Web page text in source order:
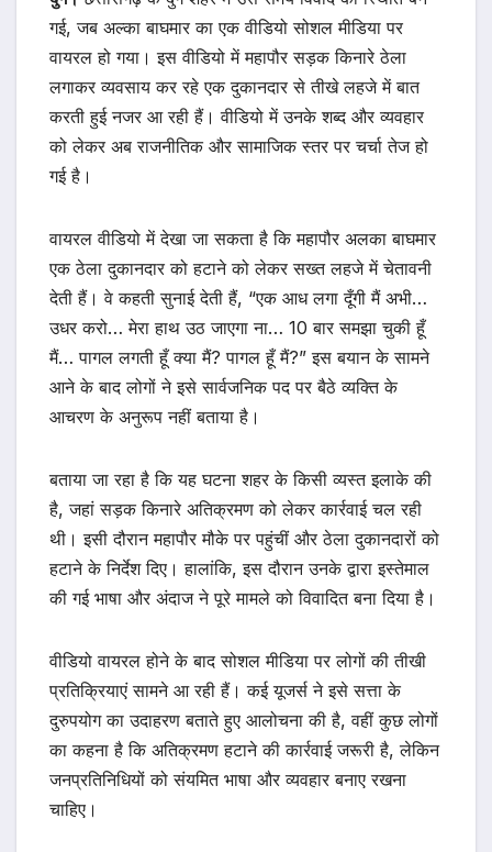
गई, जब अल्का बाघमार का एक वीडियो सोशल मीडिया पर
वायरल हो गया। इस वीडियो में महापौर सड़क किनारे ठेला
लगाकर व्यवसाय कर रहे एक दुकानदार से तीखे लहजे में बात
करती हुई नजर आ रही हैं। वीडियो में उनके शब्द और व्यवहार
को लेकर अब राजनीतिक और सामाजिक स्तर पर चर्चा तेज हो
गई है।
वायरल वीडियो में देखा जा सकता है कि महापौर अलका बाघमार
एक ठेला दुकानदार को हटाने को लेकर सख्त लहजे में चेतावनी
देती हैं। वे कहती सुनाई देती हैं, “एक आध लगा दूँगी मैं अभी…
उधर करो… मेरा हाथ उठ जाएगा ना… 10 बार समझा चुकी हूँ
मैं… पागल लगती हूँ क्या मैं? पागल हूँ मैं?” इस बयान के सामने
आने के बाद लोगों ने इसे सार्वजनिक पद पर बैठे व्यक्ति के
आचरण के अनुरूप नहीं बताया है।
बताया जा रहा है कि यह घटना शहर के किसी व्यस्त इलाके की
है, जहां सड़क किनारे अतिक्रमण को लेकर कार्रवाई चल रही
थी। इसी दौरान महापौर मौके पर पहुंचीं और ठेला दुकानदारों को
हटाने के निर्देश दिए। हालांकि, इस दौरान उनके द्वारा इस्तेमाल
की गई भाषा और अंदाज ने पूरे मामले को विवादित बना दिया है।
वीडियो वायरल होने के बाद सोशल मीडिया पर लोगों की तीखी
प्रतिक्रियाएं सामने आ रही हैं। कई यूजर्स ने इसे सत्ता के
दुरुपयोग का उदाहरण बताते हुए आलोचना की है, वहीं कुछ लोगों
का कहना है कि अतिक्रमण हटाने की कार्रवाई जरूरी है, लेकिन
जनप्रतिनिधियों को संयमित भाषा और व्यवहार बनाए रखना
चाहिए।